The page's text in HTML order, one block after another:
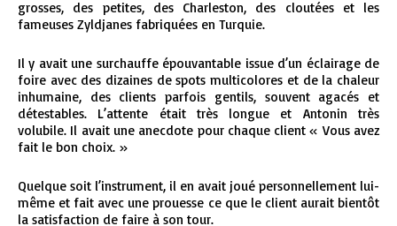
grosses, des petites, des Charleston, des cloutées et les
fameuses Zyldjanes fabriquées en Turquie.
Il y avait une surchauffe épouvantable issue d’un éclairage de
foire avec des dizaines de spots multicolores et de la chaleur
inhumaine, des clients parfois gentils, souvent agacés et
détestables. L’attente était très longue et Antonin très
volubile. Il avait une anecdote pour chaque client « Vous avez
fait le bon choix. »
Quelque soit l’instrument, il en avait joué personnellement lui-
même et fait avec une prouesse ce que le client aurait bientôt
la satisfaction de faire à son tour.